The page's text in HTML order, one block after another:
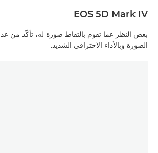
EOS 5D Mark IV
بغض النظر عما تقوم بالتقاط صورة له، تأكّد من
الصورة وبالأداء الاحترافي الشديد.